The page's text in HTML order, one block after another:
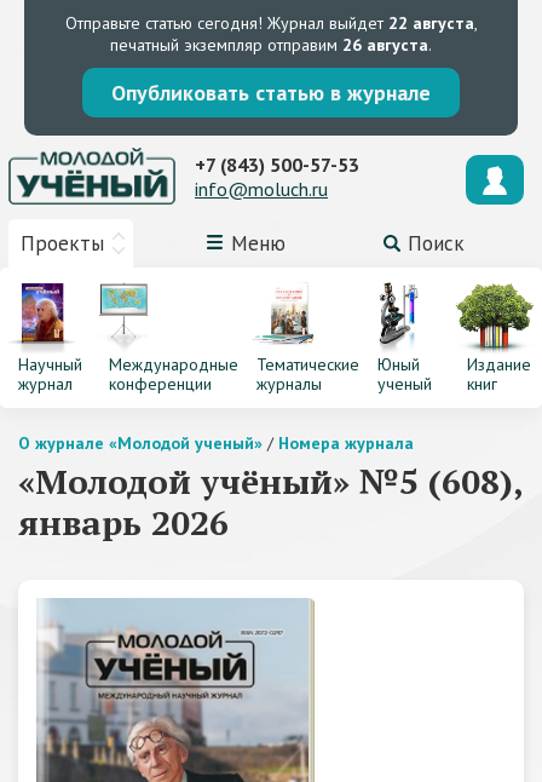
Отправьте статью сегодня! Журнал выйдет 22 августа,
печатный экземпляр отправим 26 августа.
Опубликовать статью в журнале
Проекты Меню Поиск
+7 (843) 500-57-53
info@moluch.ru
Научный
журнал
Международные
конференции
Тематические
журналы
Юный
ученый
Издание
книг
О журнале «Молодой ученый» / Номера журнала
«Молодой учёный» №5 (608),
январь 2026